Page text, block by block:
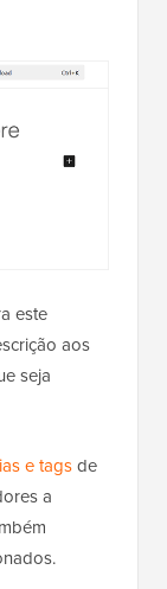
este
aos
seja
e tagsde
a